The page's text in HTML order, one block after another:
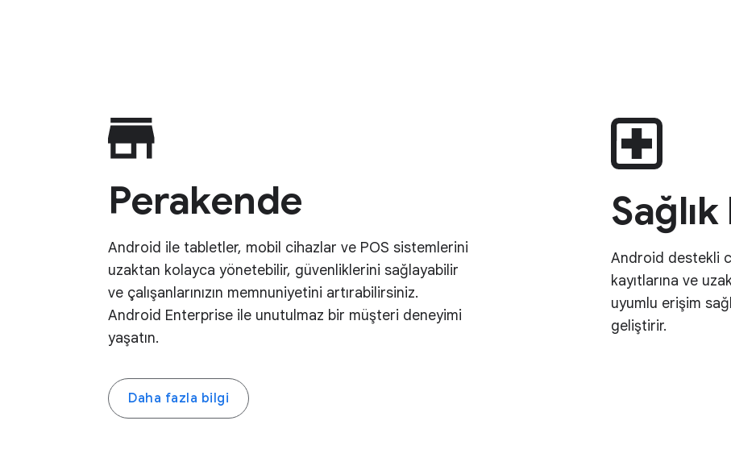
Perakende
Android ile tabletler, mobil cihazlar ve POS sistemlerini
uzaktan kolayca yönetebilir, güvenliklerini sağlayabilir
ve çalışanlarınızın memnuniyetini artırabilirsiniz.
Android Enterprise ile unutulmaz bir müşteri deneyimi
yaşatın.
Daha fazla bilgi
Android destekli
kayıtlarına ve
uyumlu erişim
geliştirir.